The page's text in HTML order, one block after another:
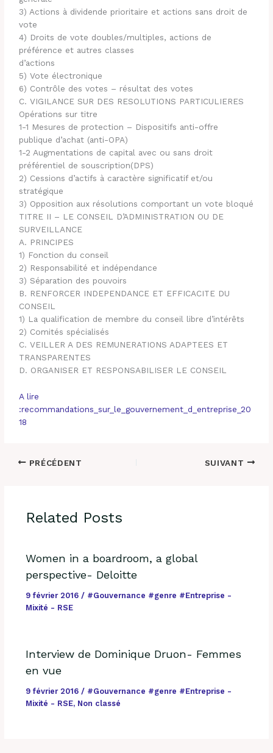
3) Actions à dividende prioritaire et actions sans droit de
vote
4) Droits de vote doubles/multiples, actions de
préférence et autres classes
d’actions
5) Vote électronique
6) Contrôle des votes – résultat des votes
C. VIGILANCE SUR DES RESOLUTIONS PARTICULIERES
Opérations sur titre
1-1 Mesures de protection – Dispositifs anti-offre
publique d’achat (anti-OPA)
1-2 Augmentations de capital avec ou sans droit
préférentiel de souscription(DPS)
2) Cessions d’actifs à caractère significatif et/ou
stratégique
3) Opposition aux résolutions comportant un vote bloqué
TITRE II – LE CONSEIL D’ADMINISTRATION OU DE
SURVEILLANCE
A. PRINCIPES
1) Fonction du conseil
2) Responsabilité et indépendance
3) Séparation des pouvoirs
B. RENFORCER INDEPENDANCE ET EFFICACITE DU
CONSEIL
1) La qualification de membre du conseil libre d’intérêts
2) Comités spécialisés
C. VEILLER A DES REMUNERATIONS ADAPTEES ET
TRANSPARENTES
D. ORGANISER ET RESPONSABILISER LE CONSEIL
A lire
:recommandations_sur_le_gouvernement_d_entreprise_20
18
PRÉCÉDENT SUIVANT
Related Posts
Women in a boardroom, a global
perspective- Deloitte
9 février 2016 / #Gouvernance #genre #Entreprise -
Mixité - RSE
Interview de Dominique Druon- Femmes
en vue
9 février 2016 / #Gouvernance #genre #Entreprise -
Mixité - RSE, Non classé